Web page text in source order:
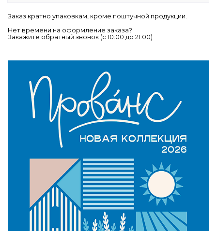
Заказ кратно упаковкам, кроме поштучной продукции.
Нет времени на оформление заказа?
Закажите обратный звонок (c 10:00 до 21:00)